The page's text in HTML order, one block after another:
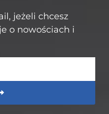
jeżeli chcesz
o nowościach i